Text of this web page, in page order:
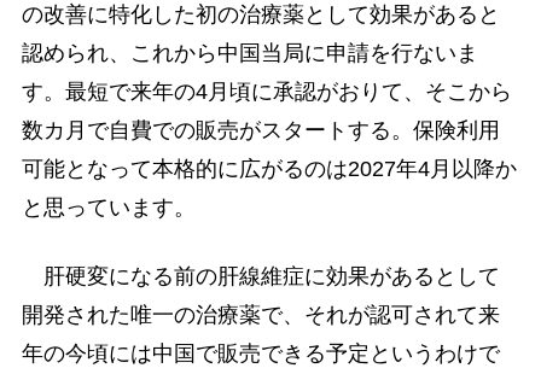
の改善に特化した初の治療薬として効果があると
認められ、これから中国当局に申請を行ないま
す。最短で来年の4月頃に承認がおりて、そこから
数カ月で自費での販売がスタートする。保険利用
可能となって本格的に広がるのは2027年4月以降か
と思っています。
肝硬変になる前の肝線維症に効果があるとして
開発された唯一の治療薬で、それが認可されて来
年の今頃には中国で販売できる予定というわけで